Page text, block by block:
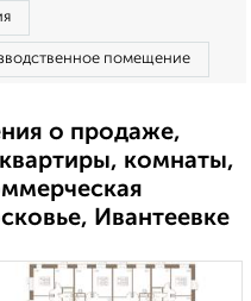
помещение
о продаже,
комнаты,
Ивантеевке